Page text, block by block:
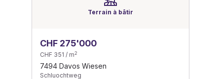
Terrain à bâtir
CHF 275'000
CHF 351 / m2
7494 Davos Wiesen
Schluochtweg